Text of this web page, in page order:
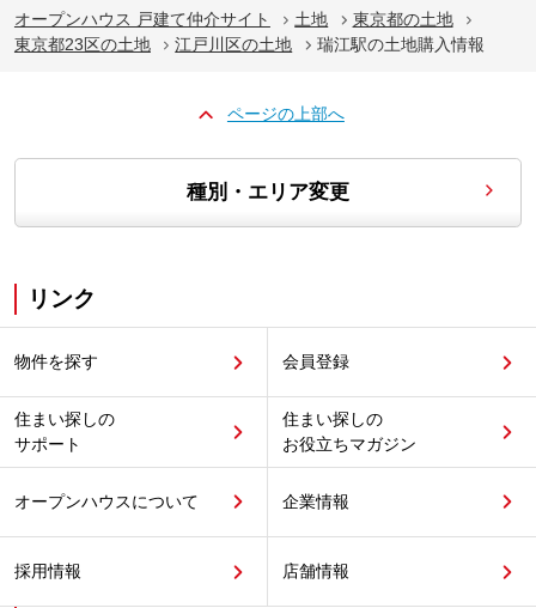
オープンハウス 戸建て仲介サイト 土地
東京都の土地
東京都23区の土地
江戸川区の土地 瑞江駅の土地購入情報
ページの上部へ
種別・エリア変更
リンク
物件を探す 会員登録
住まい探しの
サポート
住まい探しの
お役立ちマガジン
オープンハウスについて 企業情報
採用情報 店舗情報